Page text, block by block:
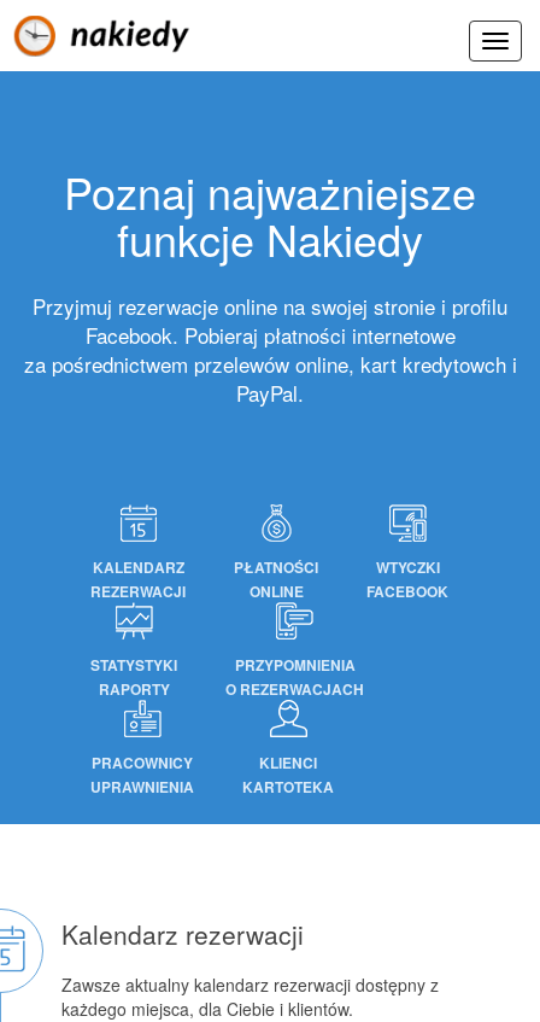
Poznaj najważniejsze
funkcje Nakiedy
Przyjmuj rezerwacje online na swojej stronie i profilu
Facebook. Pobieraj płatności internetowe
za pośrednictwem przelewów online, kart kredytowch i
PayPal.
KALENDARZ
REZERWACJI
PŁATNOŚCI
ONLINE
WTYCZKI
FACEBOOK
STATYSTYKI
RAPORTY
PRZYPOMNIENIA
O REZERWACJACH
PRACOWNICY
UPRAWNIENIA
KLIENCI
KARTOTEKA
Kalendarz rezerwacji
Zawsze aktualny kalendarz rezerwacji dostępny z
każdego miejsca, dla Ciebie i klientów.